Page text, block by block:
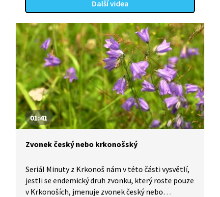
Další videa
01:41
Zvonek český nebo krkonošský
Seriál Minuty z Krkonoš nám v této části vysvětlí,
jestli se endemický druh zvonku, který roste pouze
v Krkonoších, jmenuje zvonek český nebo